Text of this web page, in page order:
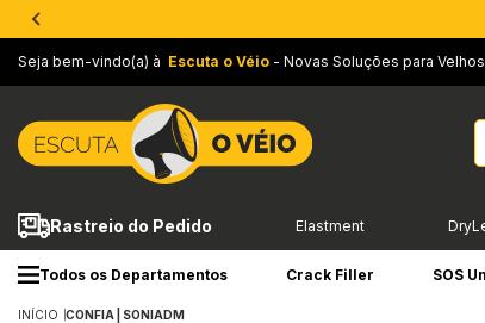
Seja bem-vindo(a) à Escuta o Véio - Novas Soluções para
Rastreio do Pedido Elastment
Todos os Departamentos Crack Filler SOS
INÍCIO CONFIA | SONIADM